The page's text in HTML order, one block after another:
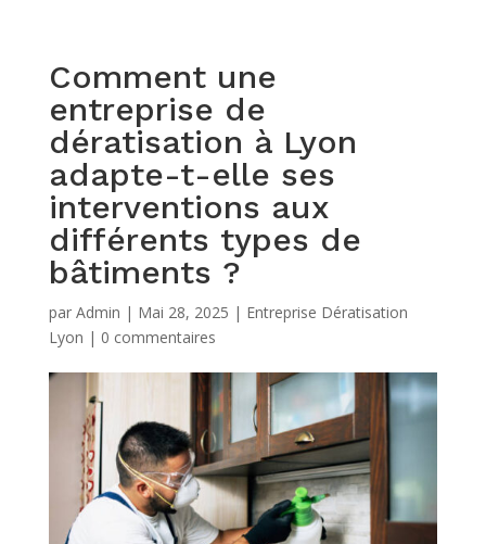
Comment une
entreprise de
dératisation à Lyon
adapte-t-elle ses
interventions aux
différents types de
bâtiments ?
par Admin | Mai 28, 2025 | Entreprise Dératisation
Lyon | 0 commentaires